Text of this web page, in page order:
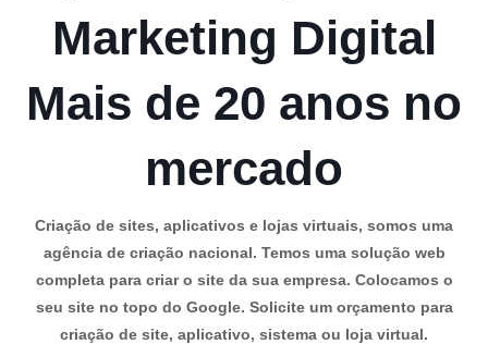
Marketing Digital
Mais de 20 anos no
mercado
Criação de sites, aplicativos e lojas virtuais, somos uma
agência de criação nacional. Temos uma solução web
completa para criar o site da sua empresa. Colocamos o
seu site no topo do Google. Solicite um orçamento para
criação de site, aplicativo, sistema ou loja virtual.